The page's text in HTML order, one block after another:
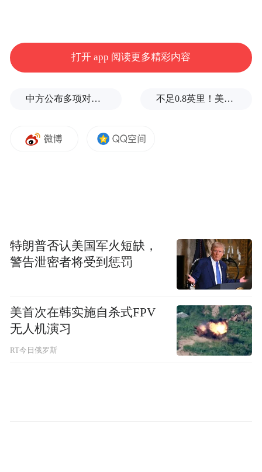
紧跟国家步伐，济南以立法先行破题。今年1
更新体系，明确推行小规模、渐进式、微改
造模式，从法规层面划清底线，杜绝盲目拆
一无二的自然根脉；建立“先体检、后更新”
机制，改造前全面摸排建筑现状、群众诉
求，做到对症下药；把公众参与纳入法定环
记者走访多个城市更新片区了解到，如今济
南的片区改造早已摒弃“一刀切”模式。每一
打开 app 阅读更多精彩内容
中方公布多项对美反制措施，专家：中美博弈进入“按规则出牌”阶段 不足0.8英里！美媒爆料：因通信失误，特朗普所乘直升机与客机一度“丧失安全间隔”
特朗普否认美国军火短缺，
警告泄密者将受到惩罚
美首次在韩实施自杀式FPV
无人机演习
RT今日俄罗斯